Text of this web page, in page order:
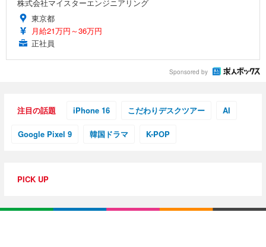
株式会社マイスターエンジニアリング
東京都
月給21万円～36万円
正社員
Sponsored by
注目の話題 iPhone 16 こだわりデスクツアー AI
Google Pixel 9 韓国ドラマ K-POP
PICK UP